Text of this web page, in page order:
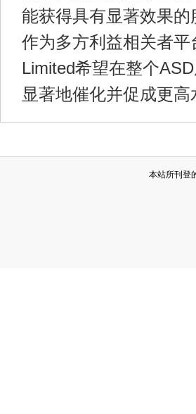
能获得具有显著效果
作为多方利益相关者
Limited希望在整个
显著地催化并促成更
本站所刊登